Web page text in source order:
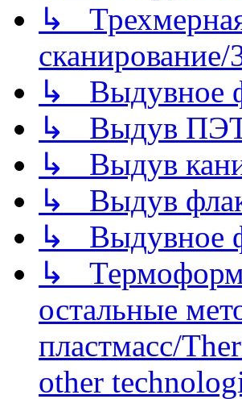
↳
↳ Выдувное
↳ Выдув
↳ Выдув
↳ Выдув
↳ Выдувное
↳
остальные
пластмасс/
other